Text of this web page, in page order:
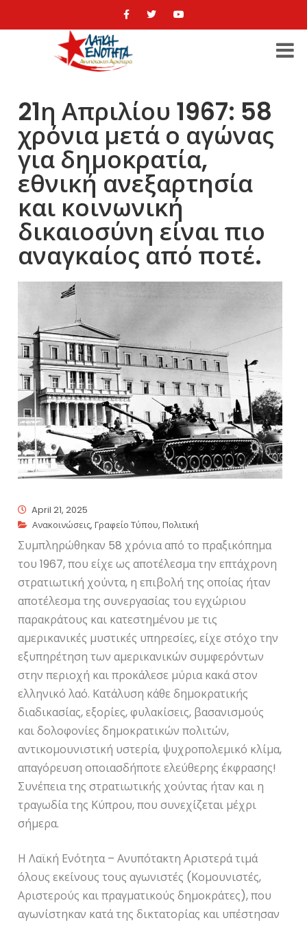
21η Απριλίου 1967: 58
χρόνια μετά ο αγώνας
για δημοκρατία,
εθνική ανεξαρτησία
και κοινωνική
δικαιοσύνη είναι πιο
αναγκαίος από ποτέ.
April 21, 2025
Ανακοινώσεις,Γραφείο Τύπου,Πολιτική
Συμπληρώθηκαν 58 χρόνια από το πραξικόπημα
του 1967, που είχε ως αποτέλεσμα την επτάχρονη
στρατιωτική χούντα, η επιβολή της οποίας ήταν
αποτέλεσμα της συνεργασίας του εγχώριου
παρακράτους και κατεστημένου με τις
αμερικανικές μυστικές υπηρεσίες, είχε στόχο την
εξυπηρέτηση των αμερικανικών συμφερόντων
στην περιοχή και προκάλεσε μύρια κακά στον
ελληνικό λαό. Κατάλυση κάθε δημοκρατικής
διαδικασίας, εξορίες, φυλακίσεις, βασανισμούς
και δολοφονίες δημοκρατικών πολιτών,
αντικομουνιστική υστερία, ψυχροπολεμικό κλίμα,
απαγόρευση οποιασδήποτε ελεύθερης έκφρασης!
Συνέπεια της στρατιωτικής χούντας ήταν και η
τραγωδία της Κύπρου, που συνεχίζεται μέχρι
σήμερα.
Η Λαϊκή Ενότητα – Ανυπότακτη Αριστερά τιμά
όλους εκείνους τους αγωνιστές (Κομουνιστές,
Αριστερούς και πραγματικούς δημοκράτες), που
αγωνίστηκαν κατά της δικτατορίας και υπέστησαν